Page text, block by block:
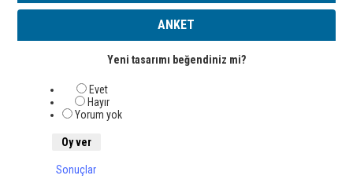
ANKET
Yeni tasarımı beğendiniz mi?
Evet
Hayır
Yorum yok
Sonuçlar